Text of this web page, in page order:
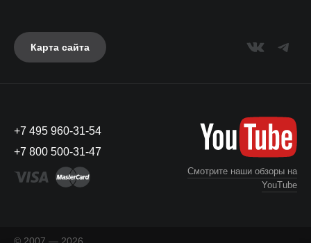
Карта сайта
+7 495 960-31-54
+7 800 500-31-47
Смотрите наши обзоры на
YouTube